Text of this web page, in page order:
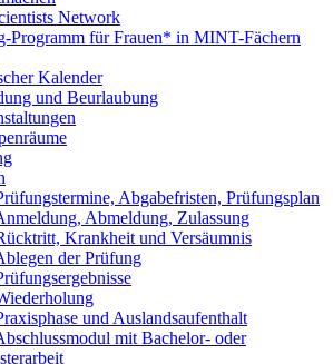
Network
Programm für Frauen* in MINT-Fächern
Kalender
und Beurlaubung
Abgabefristen, Prüfungsplan
Abmeldung, Zulassung
Krankheit und Versäumnis
der Prüfung
und Auslandsaufenthalt
mit Bachelor- oder